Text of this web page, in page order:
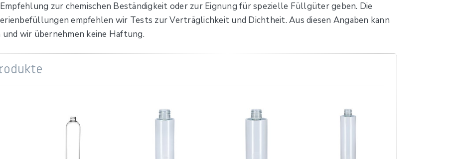
zur chemischen Beständigkeit oder zur Eignung für spezielle Füllgüter geben. Die
empfehlen wir Tests zur Verträglichkeit und Dichtheit. Aus diesen Angaben kann
wir übernehmen keine Haftung.